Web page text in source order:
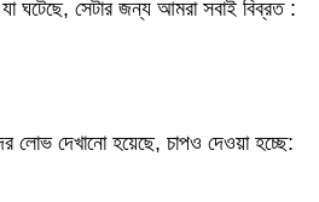
ঘটেছে, সেটার জন্য আমরা সবাই বিব্রত :
লোভ দেখানো হয়েছে, চাপও দেওয়া হচ্ছে: